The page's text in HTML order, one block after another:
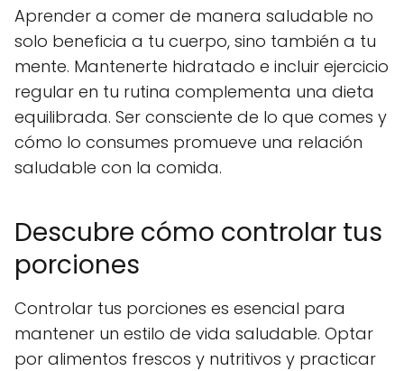
Aprender a comer de manera saludable no
solo beneficia a tu cuerpo, sino también a tu
mente. Mantenerte hidratado e incluir ejercicio
regular en tu rutina complementa una dieta
equilibrada. Ser consciente de lo que comes y
cómo lo consumes promueve una relación
saludable con la comida.
Descubre cómo controlar tus
porciones
Controlar tus porciones es esencial para
mantener un estilo de vida saludable. Optar
por alimentos frescos y nutritivos y practicar